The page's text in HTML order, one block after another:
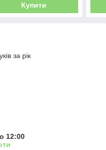
Купити
за рік
12:00